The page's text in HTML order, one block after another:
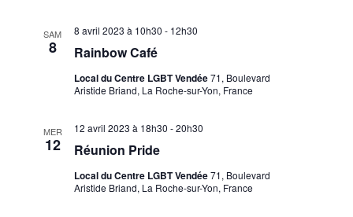
SAM
8 Rainbow Café
8 avril 2023 à 10h30 - 12h30
Local du Centre LGBT Vendée71, Boulevard
Aristide Briand, La Roche-sur-Yon, France
MER
12 Réunion Pride
12 avril 2023 à 18h30 -20h30
Local du Centre LGBT Vendée71, Boulevard
Aristide Briand, La Roche-sur-Yon, France